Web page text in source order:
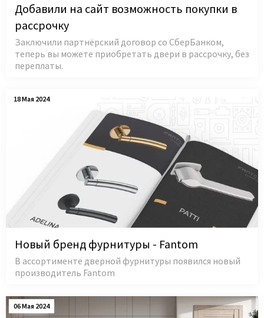
Добавили на сайт возможность покупки в
рассрочку
Заключили партнёрский договор со СберБанком,
теперь вы можете приобретать двери в рассрочку, без
переплаты.
18 Мая 2024
Новый бренд фурнитуры - Fantom
В ассортименте дверной фурнитуры появился новый
производитель Fantom
06 Мая 2024